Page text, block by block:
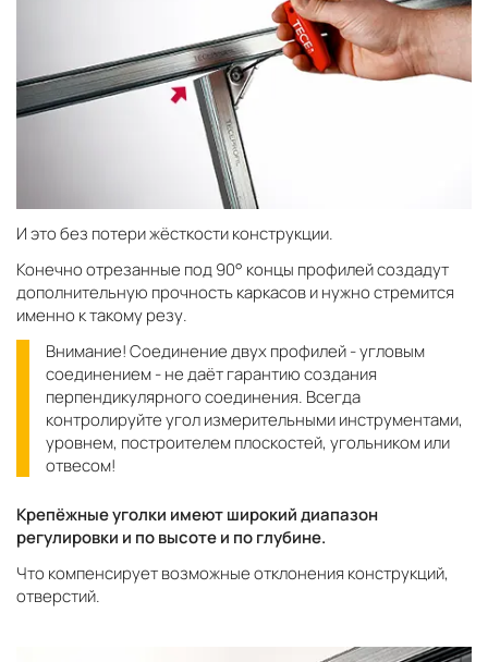
И это без потери жёсткости конструкции.
Конечно отрезанные под 90° концы профилей создадут
дополнительную прочность каркасов и нужно стремится
именно к такому резу.
Внимание! Соединение двух профилей - угловым
соединением - не даёт гарантию создания
перпендикулярного соединения. Всегда
контролируйте угол измерительными инструментами,
уровнем, построителем плоскостей, угольником или
отвесом!
Крепёжные уголки имеют широкий диапазон
регулировки и по высоте и по глубине.
Что компенсирует возможные отклонения конструкций,
отверстий.